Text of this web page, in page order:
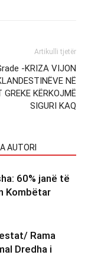
Artikulli tjetër
-KRIZA VIJON
NË
GREKE KËRKOJMË
SIGURI KAQ
AUTORI
60% janë të
Kombëtar
Rama
Dredha i